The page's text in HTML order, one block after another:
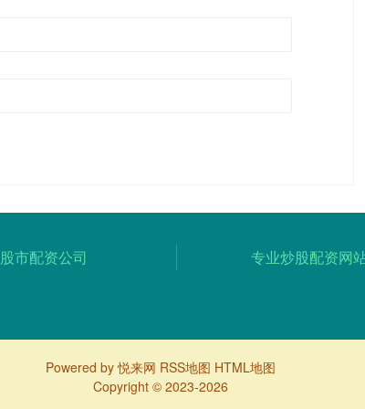
股市配资公司 专业炒股配资网
Powered by悦来网 RSS地图 HTML地图
Copyright © 2023-2026